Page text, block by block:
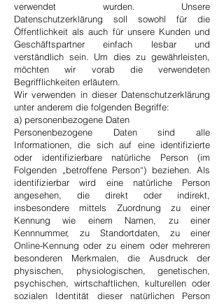
verwendet wurden. Unsere
Datenschutzerklärung soll sowohl für die
Öffentlichkeit als auch für unsere Kunden und
Geschäftspartner einfach lesbar und
verständlich sein. Um dies zu gewährleisten,
möchten wir vorab die verwendeten
Begrifflichkeiten erläutern.
Wir verwenden in dieser Datenschutzerklärung
unter anderem die folgenden Begriffe:
a) personenbezogene Daten
Personenbezogene Daten sind alle
Informationen, die sich auf eine identifizierte
oder identifizierbare natürliche Person (im
Folgenden „betroffene Person“) beziehen. Als
identifizierbar wird eine natürliche Person
angesehen, die direkt oder indirekt,
insbesondere mittels Zuordnung zu einer
Kennung wie einem Namen, zu einer
Kennnummer, zu Standortdaten, zu einer
Online-Kennung oder zu einem oder mehreren
besonderen Merkmalen, die Ausdruck der
physischen, physiologischen, genetischen,
psychischen, wirtschaftlichen, kulturellen oder
sozialen Identität dieser natürlichen Person